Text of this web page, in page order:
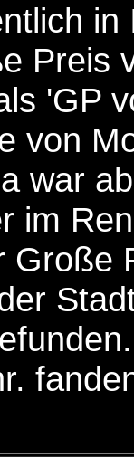
Preis
'GP
von
war
im
Große